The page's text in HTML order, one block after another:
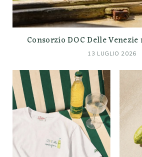
Consorzio DOC Delle
13 LUGLIO 2026